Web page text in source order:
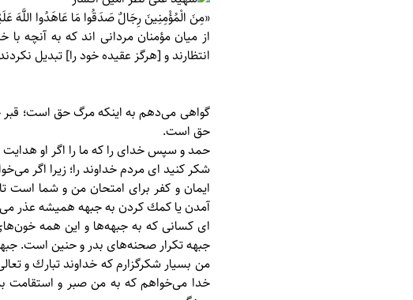
«مِنَ الْمُؤْمِنِينَ رِجَالٌ صَدَقُوا مَا عَاهَدُوا اللَّهَ
از ميان مؤمنان مردانى‏ اند كه به آنچه
انتظارند و [هرگز عقيده خود را] تبديل
گواهی می‌دهم به اينكه مرگ حق است؛
حق است.
حمد و سپس خدای را كه ما را اگر او
شكر كنيد ای مردم خداوند را؛ زيرا اگر
ايمان و كفر برای امتحان من و شما است
آمدن يا كمك كردن به جبهه هميشه عذر
ای كسانی كه به جبهه‌ها و اين همه
جبهه تكرار صحنه‌های بدر و حنين است.
من بسيار شكرگزارم كه خداوند تبارك و
خدا می‌خواهم كه به من صبر و استقامت